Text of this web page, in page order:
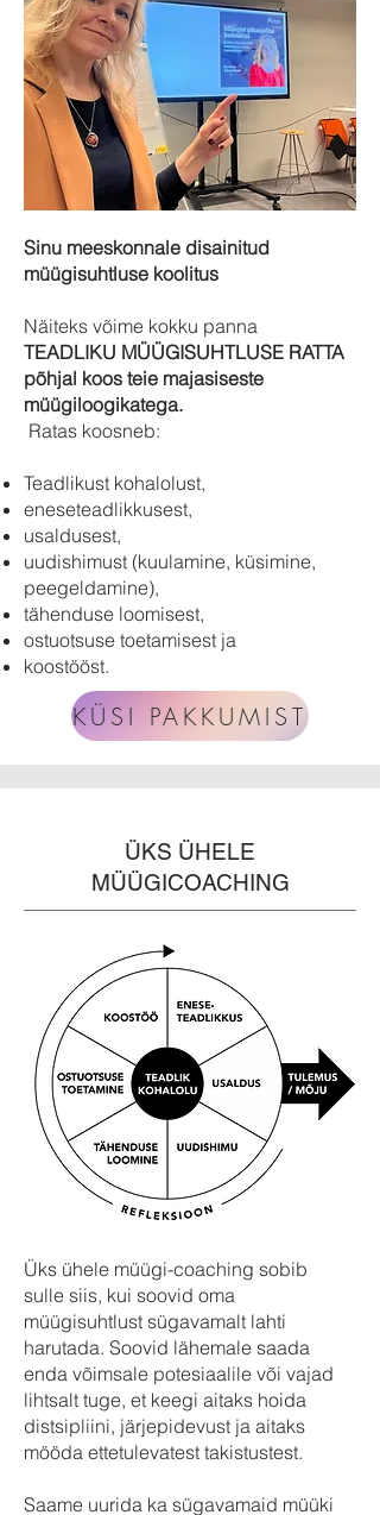
Sinu meeskonnale disainitud
müügisuhtluse koolitus
Näiteks võime kokku panna
TEADLIKU MÜÜGISUHTLUSE RATTA
põhjal koos teie majasiseste
müügiloogikatega.
Ratas koosneb:
Teadlikust kohalolust,
eneseteadlikkusest,
usaldusest,
uudishimust (kuulamine, küsimine,
peegeldamine),
tähenduse loomisest,
ostuotsuse toetamisest ja
koostööst.
KÜSI PAKKUMIST
ÜKS ÜHELE
MÜÜGICOACHING
Üks ühele müügi-coaching sobib
sulle siis, kui soovid oma
müügisuhtlust sügavamalt lahti
harutada. Soovid lähemale saada
enda võimsale potesiaalile või vajad
lihtsalt tuge, et keegi aitaks hoida
distsipliini, järjepidevust ja aitaks
mööda ettetulevatest takistustest.
Saame uurida ka sügavamaid müüki